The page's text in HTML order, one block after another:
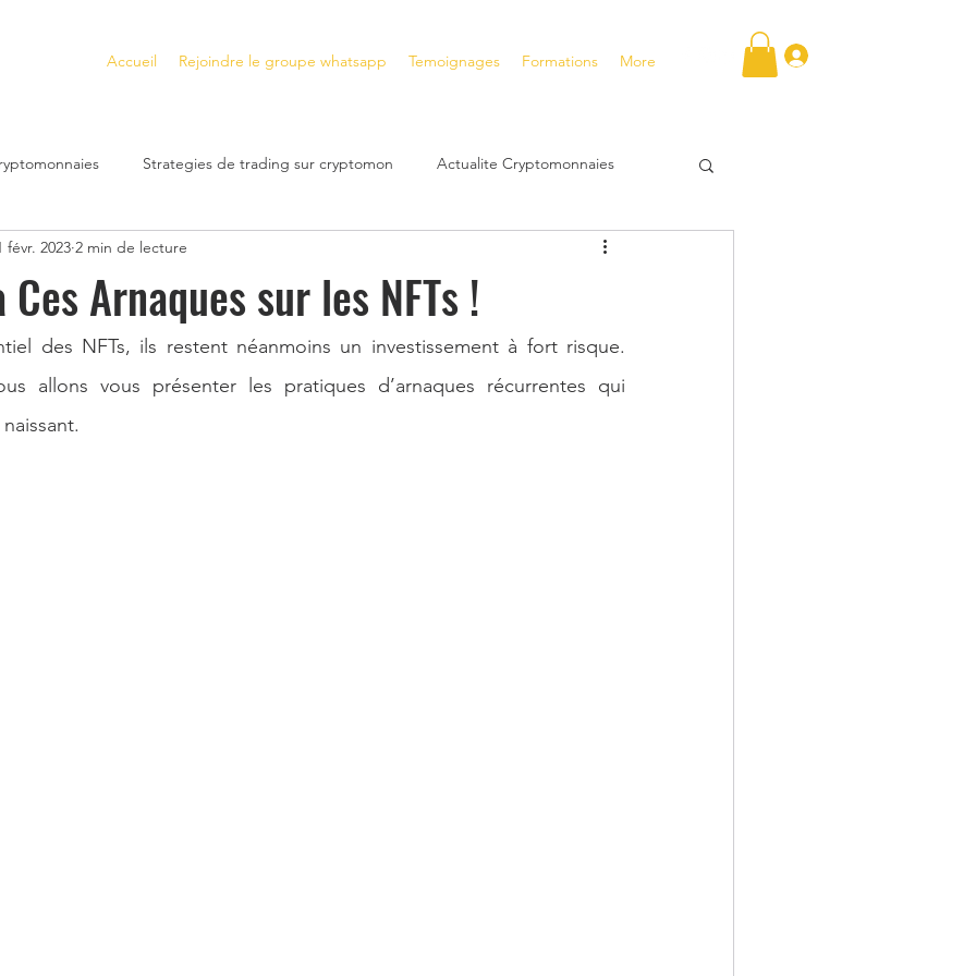
Accueil Rejoindre le groupe whatsapp Temoignages Formations More
Strategies de trading sur cryptomon Actualite Cryptomonnaies
Plateformes de trading crypto
Gagner de l'Argent avec la DeFi cryptomonnaies a fort potentiel
Arnaques sur les NFTs !
févr. 2023 2 min de lecture
des NFTs, ils restent néanmoins un investissement à fort risque.
allons vous présenter les pratiques d’arnaques récurrentes qui